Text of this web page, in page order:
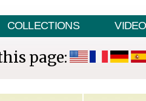
COLLECTIONS VIDEO
page: